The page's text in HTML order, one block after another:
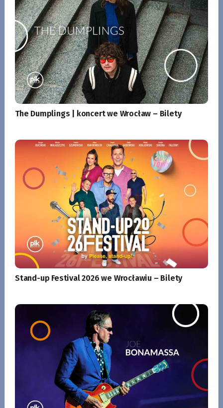
The Dumplings | koncert we Wrocław – Bilety
Stand-up Festival 2026 we Wrocławiu – Bilety